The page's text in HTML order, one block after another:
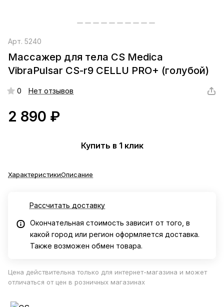
Арт. 5240
Массажер для тела CS Medica
VibraPulsar CS-r9 CELLU PRO+ (голубой)
0 Нет отзывов
2 890 ₽
Купить в 1 клик
ХарактеристикиОписание
Рассчитать доставку
Окончательная стоимость зависит от того, в
какой город или регион оформляется доставка.
Также возможен обмен товара.
Цена действительна только для интернет-магазина и может
отличаться от цен в розничных магазинах